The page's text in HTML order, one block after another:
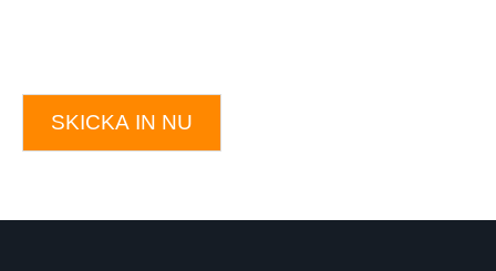
SKICKA IN NU